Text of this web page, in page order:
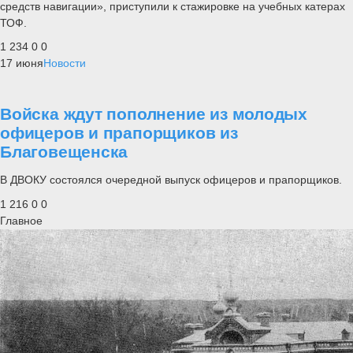
средств навигации», приступили к стажировке на учебных катерах
ТОФ.
1 234 0 0
17 июняНовости
Войска ждут пополнение из молодых
офицеров и прапорщиков из
Благовещенска
В ДВОКУ состоялся очередной выпуск офицеров и прапорщиков.
1 216 0 0
Главное